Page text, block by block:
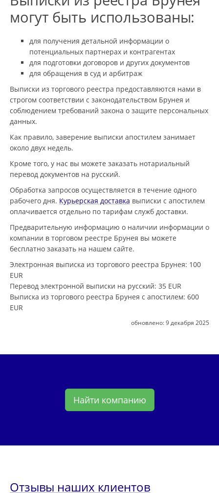
могут быть использованы:
для получения детальной информации о
потенциальных партнерах и контрагентах
для подготовки договоров и других документов
для обращения в суд и арбитраж
Выписки из торгового реестра предоставляются нами в
строгом соответствии с законодательством Брунея и
соблюдением требований закона о защите персональных
данных.
Как правило, заверение выписки апостилем занимает
около двух недель.
Кроме того, у нас вы можете заказать нотариальный
перевод документов на русский.
Обработка запросов осуществляется в течение одного
рабочего дня. Курьерская доставка выписки с апостилем
оплачивается отдельно по тарифам служб доставки.
Предварительную информацию о наличии информации о
компании в торговом реестре Брунея вы можете
бесплатно заказать на нашем сайте.
Электронная выписка из торгового реестра Брунея: 100
EUR
Перевод электронной выписки на русский: 35 EUR
Выписка из торгового реестра Брунея с апостилем: 600
EUR
обновлено:9 декабря 2025
Найти компанию
Отзывы наших клиентов